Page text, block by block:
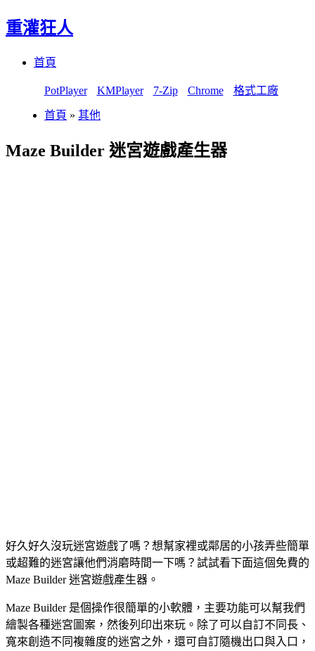
重灌狂人
首頁
PotPlayer KMPlayer 7-Zip Chrome 格式工廠
首頁 » 其他
Maze Builder 迷宮遊戲產生器
好久好久沒玩迷宮遊戲了嗎？想幫家裡或鄰居的小孩弄些簡單
或超難的迷宮讓他們消磨時間一下嗎？試試看下面這個免費的
Maze Builder 迷宮遊戲產生器。
Maze Builder 是個操作很簡單的小軟體，主要功能可以幫我們
繪製各種迷宮圖案，然後列印出來玩。除了可以自訂不同長、
寬來創造不同複雜度的迷宮之外，還可自訂隨機出口與入口，